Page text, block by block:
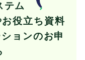
テム
役立ち資料
ョンのお申